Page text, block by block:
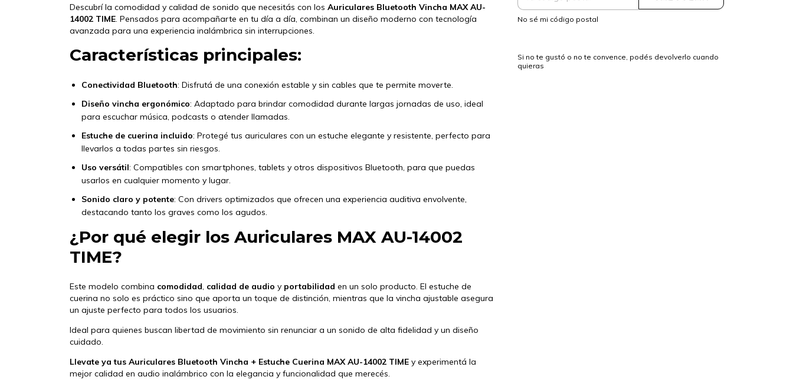
Descubrí la comodidad y calidad de sonido que necesitás con los Auriculares Bluetooth Vincha MAX AU-
14002 TIME. Pensados para acompañarte en tu día a día, combinan un diseño moderno con tecnología
avanzada para una experiencia inalámbrica sin interrupciones.
Características principales:
Conectividad Bluetooth: Disfrutá de una conexión estable y sin cables que te permite moverte.
Diseño vincha ergonómico: Adaptado para brindar comodidad durante largas jornadas de uso, ideal
para escuchar música, podcasts o atender llamadas.
Estuche de cuerina incluido: Protegé tus auriculares con un estuche elegante y resistente, perfecto para
llevarlos a todas partes sin riesgos.
Uso versátil: Compatibles con smartphones, tablets y otros dispositivos Bluetooth, para que puedas
usarlos en cualquier momento y lugar.
Sonido claro y potente: Con drivers optimizados que ofrecen una experiencia auditiva envolvente,
destacando tanto los graves como los agudos.
¿Por qué elegir los Auriculares MAX AU-14002
TIME?
Este modelo combina comodidad, calidad de audio y portabilidad en un solo producto. El estuche de
cuerina no solo es práctico sino que aporta un toque de distinción, mientras que la vincha ajustable asegura
un ajuste perfecto para todos los usuarios.
Ideal para quienes buscan libertad de movimiento sin renunciar a un sonido de alta fidelidad y un diseño
cuidado.
Llevate ya tus Auriculares Bluetooth Vincha + Estuche Cuerina MAX AU-14002 TIME y experimentá la
mejor calidad en audio inalámbrico con la elegancia y funcionalidad que merecés.
No sé mi código postal
Si no te gustó o no te convence, podés devolverlo cuando
quieras